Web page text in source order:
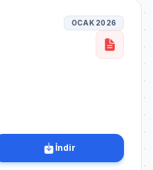
OCAK 2026
İndir